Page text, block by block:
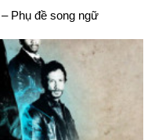
Phụ đề song ngữ